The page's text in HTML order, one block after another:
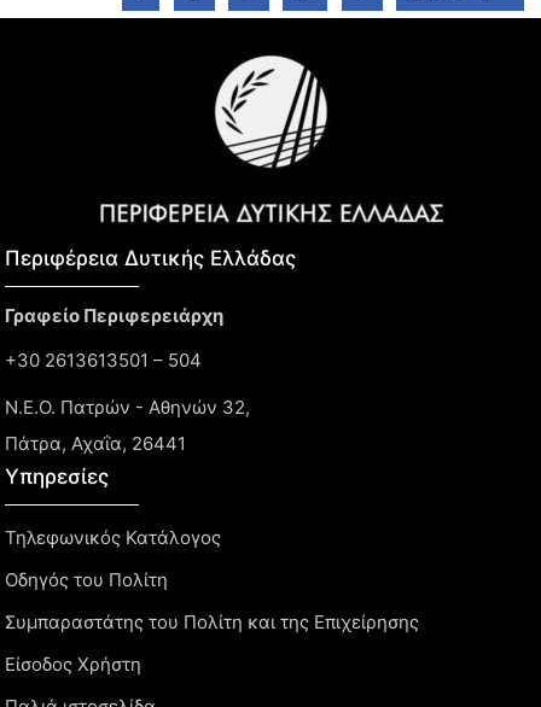
Περιφέρεια Δυτικής Ελλάδας​
Γραφείο Περιφερειάρχη
+30 2613613501 – 504
Ν.Ε.Ο. Πατρών - Αθηνών 32,
Πάτρα, Αχαΐα, 26441
Υπηρεσίες
Τηλεφωνικός Κατάλογος
Οδηγός του Πολίτη
Συμπαραστάτης του Πολίτη και της Επιχείρησης
Είσοδος Χρήστη